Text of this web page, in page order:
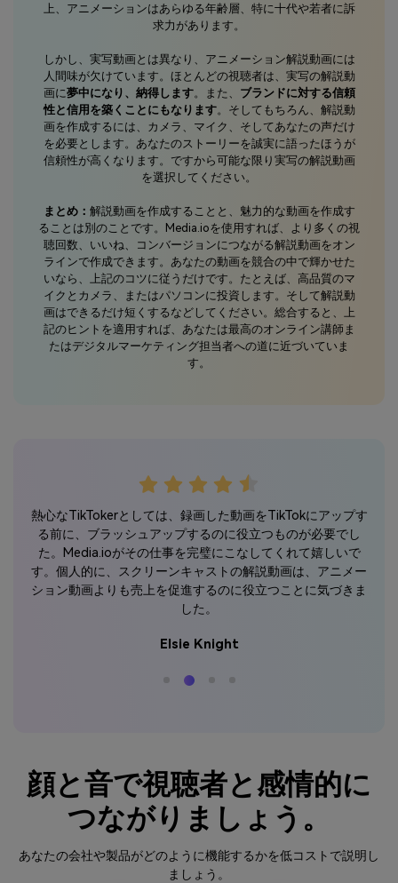
上、アニメーションはあらゆる年齢層、特に十代や若者に訴
求力があります。
しかし、実写動画とは異なり、アニメーション解説動画には
人間味が欠けています。ほとんどの視聴者は、実写の解説動
画に夢中になり、納得します。また、 ブランドに対する信頼
性と信用を築くことにもなります。そしてもちろん、解説動
画を作成するには、カメラ、マイク、そしてあなたの声だけ
を必要とします。あなたのストーリーを誠実に語ったほうが
信頼性が高くなります。ですから可能な限り実写の解説動画
を選択してください。
まとめ： 解説動画を作成することと、魅力的な動画を作成す
ることは別のことです。Media.ioを使用すれば、より多くの視
聴回数、いいね、コンバージョンにつながる解説動画をオン
ラインで作成できます。あなたの動画を競合の中で輝かせた
いなら、上記のコツに従うだけです。たとえば、高品質のマ
イクとカメラ、またはパソコンに投資します。そして解説動
画はできるだけ短くするなどしてください。総合すると、上
記のヒントを適用すれば、あなたは最高のオンライン講師ま
たはデジタルマーケティング担当者への道に近づいていま
す。
熱心なTikTokerとしては、録画した動画をTikTokにアップす
る前に、ブラッシュアップするのに役立つものが必要でし
た。Media.ioがその仕事を完璧にこなしてくれて嬉しいで
す。個人的に、スクリーンキャストの解説動画は、アニメー
ション動画よりも売上を促進するのに役立つことに気づきま
した。
Elsie Knight
顔と音で視聴者と感情的に
つながりましょう。
あなたの会社や製品がどのように機能するかを低コストで説明し
ましょう。